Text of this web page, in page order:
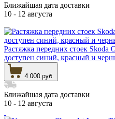
Ближайшая дата доставки
10 - 12 августа
Растяжка передних стоек Skoda
доступен синий, красный и
4 000 руб.
Ближайшая дата доставки
10 - 12 августа